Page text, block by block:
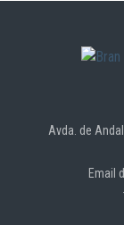
Avda. de
Email